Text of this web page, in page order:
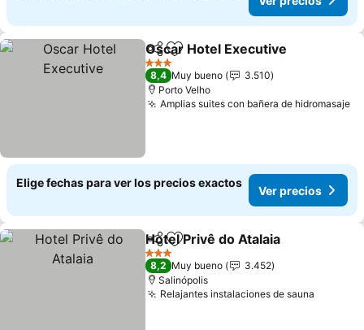
CompartirAgregar a favoritos
Oscar Hotel Executive
3 Estrellas
8,4 Muy bueno
3.510
Porto Velho
Amplias suites con bañera de hidromasaje
Elige fechas para ver los precios exactos
Ver precios
CompartirAgregar a favoritos
Hotel Privê do Atalaia
3 Estrellas
8,2 Muy bueno
3.452
Salinópolis
Relajantes instalaciones de sauna